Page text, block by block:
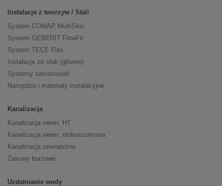
Instalacje z tworzyw / Stali
System COMAP MultiSkin
System GEBERIT FlowFit
System TECE Flex
Instalacje ze stali (główne)
Systemy zamocowań
Narzędzia i materiały instalacyjne
Kanalizacja
Kanalizacja wewn. HT
Kanalizacja wewn. niskoszumowa
Kanalizacja zewnętrzna
Zasuwy burzowe
Uzdatnianie wody